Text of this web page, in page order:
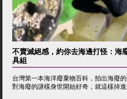
不賣滅絕感，約你去海邊打怪：
具組
台灣第一本海洋廢棄物百科，拍出海廢
對海廢的謎樣身世開始好奇，就這樣掉